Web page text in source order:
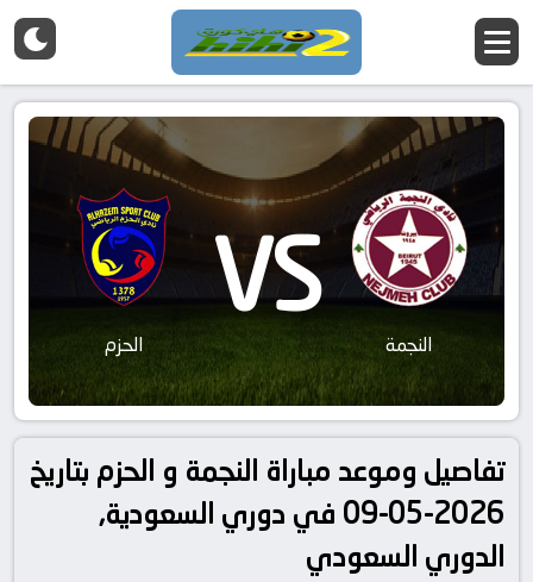
النجمة VS الحزم
تفاصيل وموعد مباراة النجمة و الحزم بتاريخ
2026-05-09 في دوري السعودية,
الدوري السعودي